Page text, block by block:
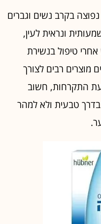
בקרב נשים וגברים
ונראית לעין,
טיפול בנשירת
מוצרים רבים לצורך
התקרחות, חשוב
טבעית ולא למהר